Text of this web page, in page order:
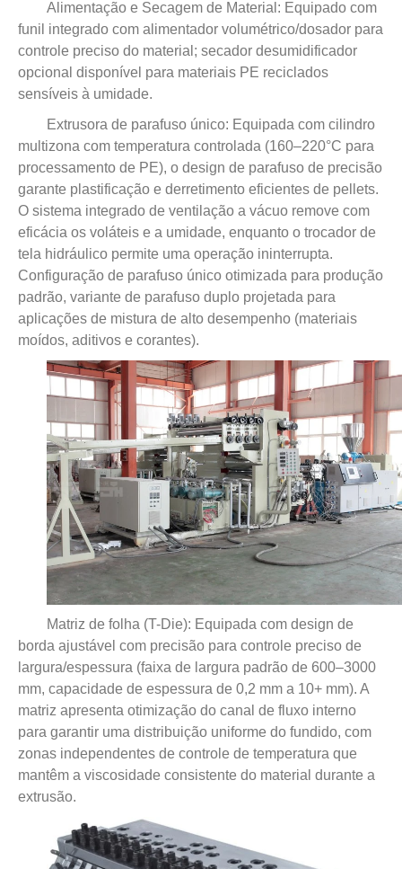
Alimentação e Secagem de Material: Equipado com
funil integrado com alimentador volumétrico/dosador para
controle preciso do material; secador desumidificador
opcional disponível para materiais PE reciclados
sensíveis à umidade.
Extrusora de parafuso único: Equipada com cilindro
multizona com temperatura controlada (160–220°C para
processamento de PE), o design de parafuso de precisão
garante plastificação e derretimento eficientes de pellets.
O sistema integrado de ventilação a vácuo remove com
eficácia os voláteis e a umidade, enquanto o trocador de
tela hidráulico permite uma operação ininterrupta.
Configuração de parafuso único otimizada para produção
padrão, variante de parafuso duplo projetada para
aplicações de mistura de alto desempenho (materiais
moídos, aditivos e corantes).
Matriz de folha (T-Die): Equipada com design de
borda ajustável com precisão para controle preciso de
largura/espessura (faixa de largura padrão de 600–3000
mm, capacidade de espessura de 0,2 mm a 10+ mm). A
matriz apresenta otimização do canal de fluxo interno
para garantir uma distribuição uniforme do fundido, com
zonas independentes de controle de temperatura que
mantêm a viscosidade consistente do material durante a
extrusão.